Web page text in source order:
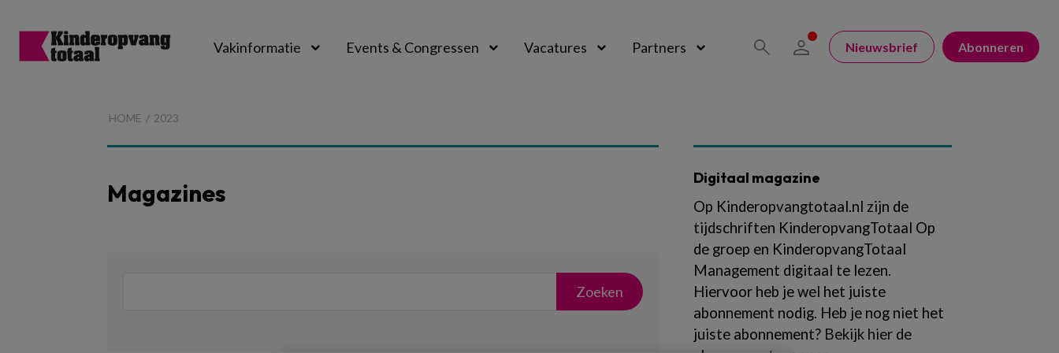
Vakinformatie Events & Congressen Vacatures Partners Nieuwsbrief Abonneren
HOME 2023
Magazines
Digitaal magazine
Op Kinderopvangtotaal.nl zijn de
tijdschriften KinderopvangTotaal Op
de groep en KinderopvangTotaal
Management digitaal te lezen.
Hiervoor heb je wel het juiste
abonnement nodig. Heb je nog niet het
juiste abonnement? Bekijk hier de